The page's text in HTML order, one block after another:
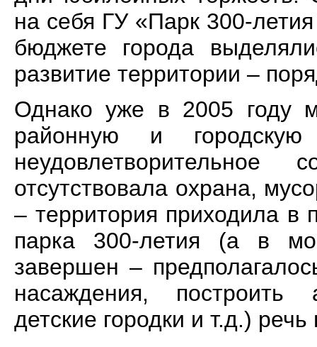
на себя ГУ «Парк 300-
бюджете города
развитие территории –
Однако уже в 2005 году
районную и
отсутствовала охрана,
– территория приходила в
парка 300-летия (а в
завершен –
насаждения, построить
детские городки и т.д.)